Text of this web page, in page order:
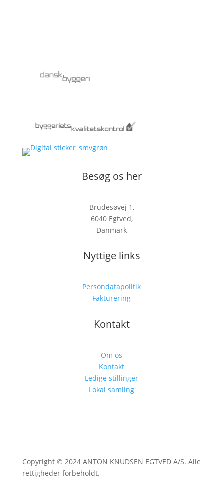
Besøg os her
Brudesøvej 1,
6040 Egtved,
Danmark
Nyttige links
Persondatapolitik
Fakturering
Kontakt
Om os
Kontakt
Ledige stillinger
Lokal samling
Copyright © 2024 ANTON KNUDSEN EGTVED A/S. Alle
rettigheder forbeholdt.